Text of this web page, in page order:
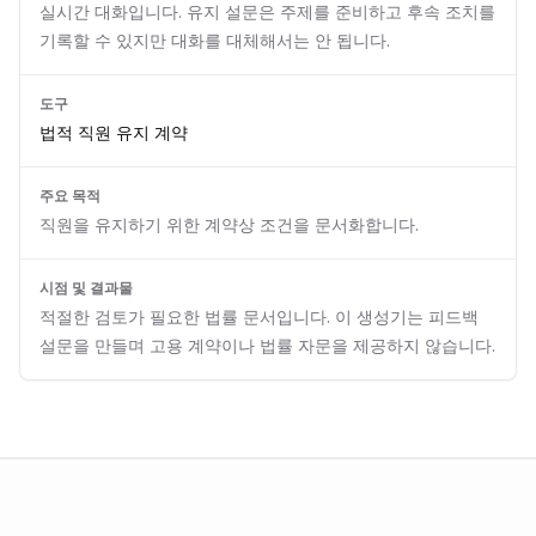
실시간 대화입니다. 유지 설문은 주제를 준비하고 후속 조치를
기록할 수 있지만 대화를 대체해서는 안 됩니다.
도구
법적 직원 유지 계약
주요 목적
직원을 유지하기 위한 계약상 조건을 문서화합니다.
시점 및 결과물
적절한 검토가 필요한 법률 문서입니다. 이 생성기는 피드백
설문을 만들며 고용 계약이나 법률 자문을 제공하지 않습니다.